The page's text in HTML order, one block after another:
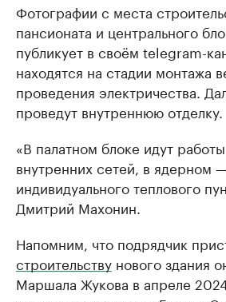
Фотографии с места
пансионата и центрального
публикует в своём telegram-
находятся на стадии монтажа
проведения электричества.
проведут внутреннюю отделку.
«В палатном блоке идут
внутренних сетей, в ядерном
индивидуального теплового
Дмитрий Махонин.
Напомним, что подрядчик
строительству нового здания
Маршала Жукова в апреле